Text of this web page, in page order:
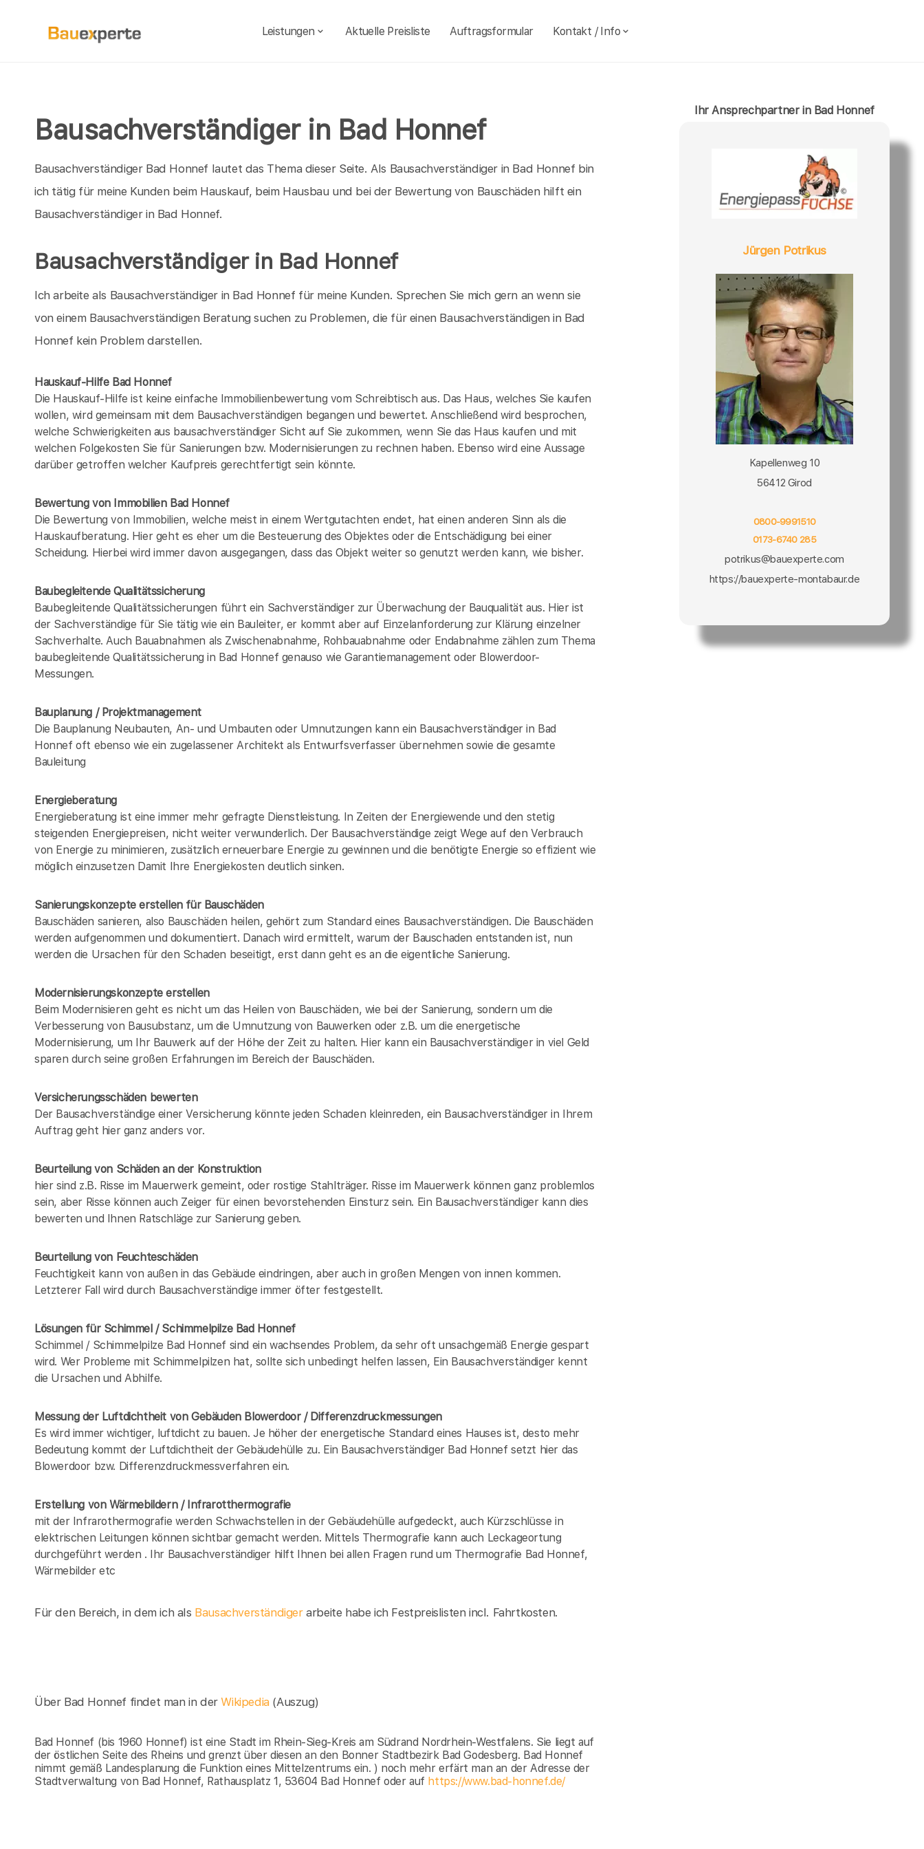
Leistungen Aktuelle Preisliste Auftragsformular Kontakt / Info
Bausachverständiger in Bad Honnef
Bausachverständiger Bad Honnef lautet das Thema dieser Seite. Als Bausachverständiger in Bad Honnef bin
ich tätig für meine Kunden beim Hauskauf, beim Hausbau und bei der Bewertung von Bauschäden hilft ein
Bausachverständiger in Bad Honnef.
Bausachverständiger in Bad Honnef
Ich arbeite als Bausachverständiger in Bad Honnef für meine Kunden. Sprechen Sie mich gern an wenn sie
von einem Bausachverständigen Beratung suchen zu Problemen, die für einen Bausachverständigen in Bad
Honnef kein Problem darstellen.
Hauskauf-Hilfe Bad Honnef
Die Hauskauf-Hilfe ist keine einfache Immobilienbewertung vom Schreibtisch aus. Das Haus, welches Sie kaufen
wollen, wird gemeinsam mit dem Bausachverständigen begangen und bewertet. Anschließend wird besprochen,
welche Schwierigkeiten aus bausachverständiger Sicht auf Sie zukommen, wenn Sie das Haus kaufen und mit
welchen Folgekosten Sie für Sanierungen bzw. Modernisierungen zu rechnen haben. Ebenso wird eine Aussage
darüber getroffen welcher Kaufpreis gerechtfertigt sein könnte.
Bewertung von Immobilien Bad Honnef
Die Bewertung von Immobilien, welche meist in einem Wertgutachten endet, hat einen anderen Sinn als die
Hauskaufberatung. Hier geht es eher um die Besteuerung des Objektes oder die Entschädigung bei einer
Scheidung. Hierbei wird immer davon ausgegangen, dass das Objekt weiter so genutzt werden kann, wie bisher.
Baubegleitende Qualitätssicherung
Baubegleitende Qualitätssicherungen führt ein Sachverständiger zur Überwachung der Bauqualität aus. Hier ist
der Sachverständige für Sie tätig wie ein Bauleiter, er kommt aber auf Einzelanforderung zur Klärung einzelner
Sachverhalte. Auch Bauabnahmen als Zwischenabnahme, Rohbauabnahme oder Endabnahme zählen zum Thema
baubegleitende Qualitätssicherung in Bad Honnef genauso wie Garantiemanagement oder Blowerdoor-
Messungen.
Bauplanung / Projektmanagement
Die Bauplanung Neubauten, An- und Umbauten oder Umnutzungen kann ein Bausachverständiger in Bad
Honnef oft ebenso wie ein zugelassener Architekt als Entwurfsverfasser übernehmen sowie die gesamte
Bauleitung
Energieberatung
Energieberatung ist eine immer mehr gefragte Dienstleistung. In Zeiten der Energiewende und den stetig
steigenden Energiepreisen, nicht weiter verwunderlich. Der Bausachverständige zeigt Wege auf den Verbrauch
von Energie zu minimieren, zusätzlich erneuerbare Energie zu gewinnen und die benötigte Energie so effizient wie
möglich einzusetzen Damit Ihre Energiekosten deutlich sinken.
Sanierungskonzepte erstellen für Bauschäden
Bauschäden sanieren, also Bauschäden heilen, gehört zum Standard eines Bausachverständigen. Die Bauschäden
werden aufgenommen und dokumentiert. Danach wird ermittelt, warum der Bauschaden entstanden ist, nun
werden die Ursachen für den Schaden beseitigt, erst dann geht es an die eigentliche Sanierung.
Modernisierungskonzepte erstellen
Beim Modernisieren geht es nicht um das Heilen von Bauschäden, wie bei der Sanierung, sondern um die
Verbesserung von Bausubstanz, um die Umnutzung von Bauwerken oder z.B. um die energetische
Modernisierung, um Ihr Bauwerk auf der Höhe der Zeit zu halten. Hier kann ein Bausachverständiger in viel Geld
sparen durch seine großen Erfahrungen im Bereich der Bauschäden.
Versicherungsschäden bewerten
Der Bausachverständige einer Versicherung könnte jeden Schaden kleinreden, ein Bausachverständiger in Ihrem
Auftrag geht hier ganz anders vor.
Beurteilung von Schäden an der Konstruktion
hier sind z.B. Risse im Mauerwerk gemeint, oder rostige Stahlträger. Risse im Mauerwerk können ganz problemlos
sein, aber Risse können auch Zeiger für einen bevorstehenden Einsturz sein. Ein Bausachverständiger kann dies
bewerten und Ihnen Ratschläge zur Sanierung geben.
Beurteilung von Feuchteschäden
Feuchtigkeit kann von außen in das Gebäude eindringen, aber auch in großen Mengen von innen kommen.
Letzterer Fall wird durch Bausachverständige immer öfter festgestellt.
Lösungen für Schimmel / Schimmelpilze Bad Honnef
Schimmel / Schimmelpilze Bad Honnef sind ein wachsendes Problem, da sehr oft unsachgemäß Energie gespart
wird. Wer Probleme mit Schimmelpilzen hat, sollte sich unbedingt helfen lassen, Ein Bausachverständiger kennt
die Ursachen und Abhilfe.
Messung der Luftdichtheit von Gebäuden Blowerdoor / Differenzdruckmessungen
Es wird immer wichtiger, luftdicht zu bauen. Je höher der energetische Standard eines Hauses ist, desto mehr
Bedeutung kommt der Luftdichtheit der Gebäudehülle zu. Ein Bausachverständiger Bad Honnef setzt hier das
Blowerdoor bzw. Differenzdruckmessverfahren ein.
Erstellung von Wärmebildern / Infrarotthermografie
mit der Infrarothermografie werden Schwachstellen in der Gebäudehülle aufgedeckt, auch Kürzschlüsse in
elektrischen Leitungen können sichtbar gemacht werden. Mittels Thermografie kann auch Leckageortung
durchgeführt werden . Ihr Bausachverständiger hilft Ihnen bei allen Fragen rund um Thermografie Bad Honnef,
Wärmebilder etc
Für den Bereich, in dem ich als Bausachverständigerarbeite habe ich Festpreislisten incl. Fahrtkosten.
Über Bad Honnef findet man in derWikipedia (Auszug)
Bad Honnef (bis 1960 Honnef) ist eine Stadt im Rhein-Sieg-Kreis am Südrand Nordrhein-Westfalens. Sie liegt auf
der östlichen Seite des Rheins und grenzt über diesen an den Bonner Stadtbezirk Bad Godesberg. Bad Honnef
nimmt gemäß Landesplanung die Funktion eines Mittelzentrums ein. ) noch mehr erfärt man an der Adresse der
Stadtverwaltung von Bad Honnef, Rathausplatz 1, 53604 Bad Honnef oder auf https://www.bad-honnef.de/
Ihr Ansprechpartner in Bad Honnef
Jürgen Potrikus
Kapellenweg 10
56412 Girod
0800-9991510
0173-6740 285
potrikus@bauexperte.com
https://bauexperte-montabaur.de